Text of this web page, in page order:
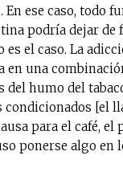
En ese caso, todo
podría dejar de
es el caso. La
en una
del humo del
[el
para el café, el
ponerse algo en